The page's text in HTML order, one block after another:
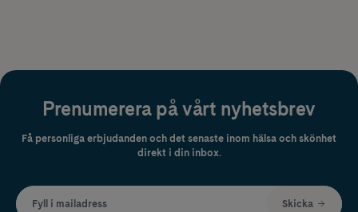
Prenumerera på vårt nyhetsbrev
Få personliga erbjudanden och det senaste inom hälsa och skönhet
direkt i din inbox.
Fyll i mailadress Skicka